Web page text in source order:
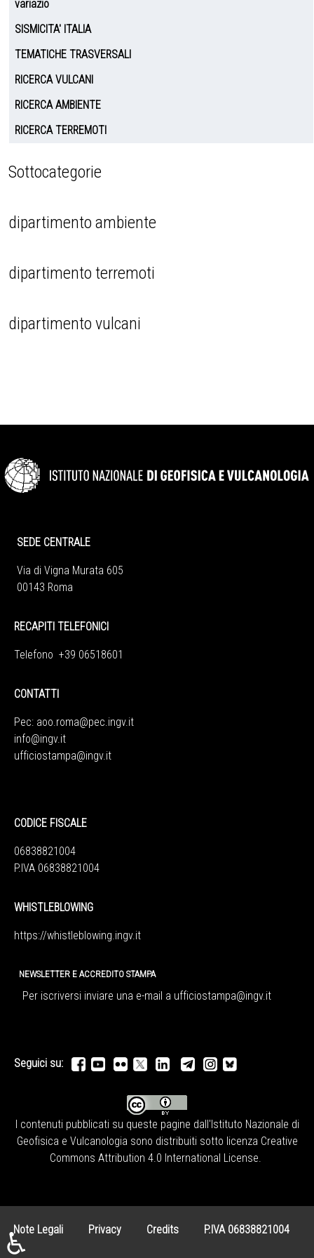
variazio
SISMICITA' ITALIA
TEMATICHE TRASVERSALI
RICERCA VULCANI
RICERCA AMBIENTE
RICERCA TERREMOTI
Sottocategorie
dipartimento ambiente
dipartimento terremoti
dipartimento vulcani
SEDE CENTRALE
Via di Vigna Murata 605
00143 Roma
RECAPITI TELEFONICI
Telefono +39 06518601
CONTATTI
Pec: aoo.roma@pec.ingv.it
info@ingv.it
ufficiostampa@ingv.it
CODICE FISCALE
06838821004
P.IVA 06838821004
WHISTLEBLOWING
https://whistleblowing.ingv.it
NEWSLETTER E ACCREDITO STAMPA
Per iscriversi inviare una e-mail a ufficiostampa@ingv.it
Seguici su:
I contenuti pubblicati su queste pagine dall' Istituto Nazionale di
Geofisica e Vulcanologia sono distribuiti sotto licenza Creative
Commons Attribution 4.0 International License.
Note Legali Privacy Credits P.IVA 06838821004